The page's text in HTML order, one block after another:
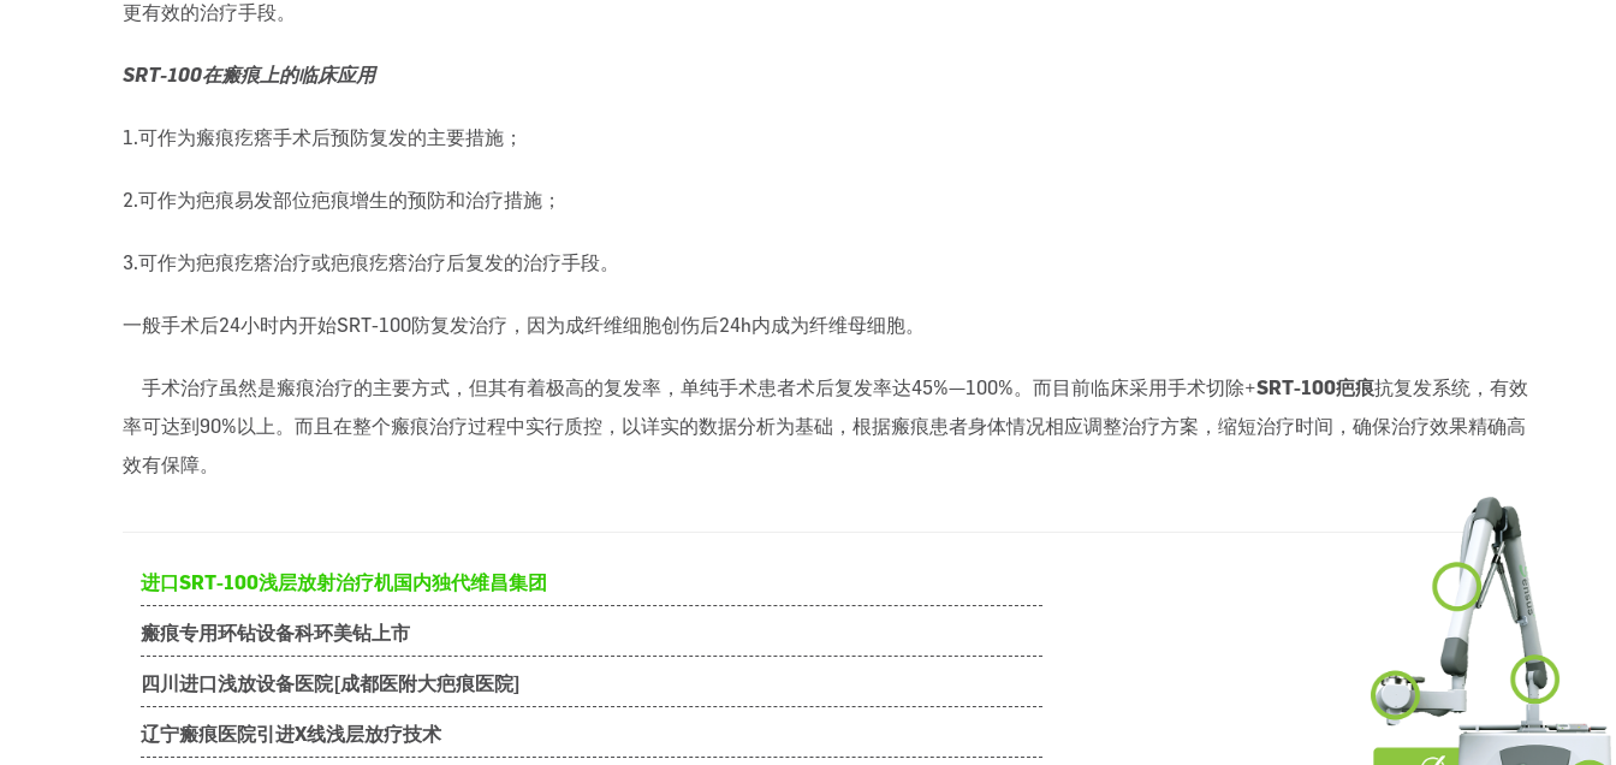
更有效的治疗手段。
SRT-100在瘢痕上的临床应用
1.可作为瘢痕疙瘩手术后预防复发的主要措施；
2.可作为疤痕易发部位疤痕增生的预防和治疗措施；
3.可作为疤痕疙瘩治疗或疤痕疙瘩治疗后复发的治疗手段。
一般手术后24小时内开始SRT-100防复发治疗，因为成纤维细胞创伤后24h内成为纤维母细胞。
手术治疗虽然是瘢痕治疗的主要方式，但其有着极高的复发率，单纯手术患者术后复发率达45%—100%。而目前临床采用手术切除+SRT-100疤痕抗复发系统，有效
率可达到90%以上。而且在整个瘢痕治疗过程中实行质控，以详实的数据分析为基础，根据瘢痕患者身体情况相应调整治疗方案，缩短治疗时间，确保治疗效果精确高
效有保障。
进口SRT-100浅层放射治疗机国内独代维昌集团
瘢痕专用环钻设备科环美钻上市
四川进口浅放设备医院[成都医附大疤痕医院]
辽宁瘢痕医院引进X线浅层放疗技术